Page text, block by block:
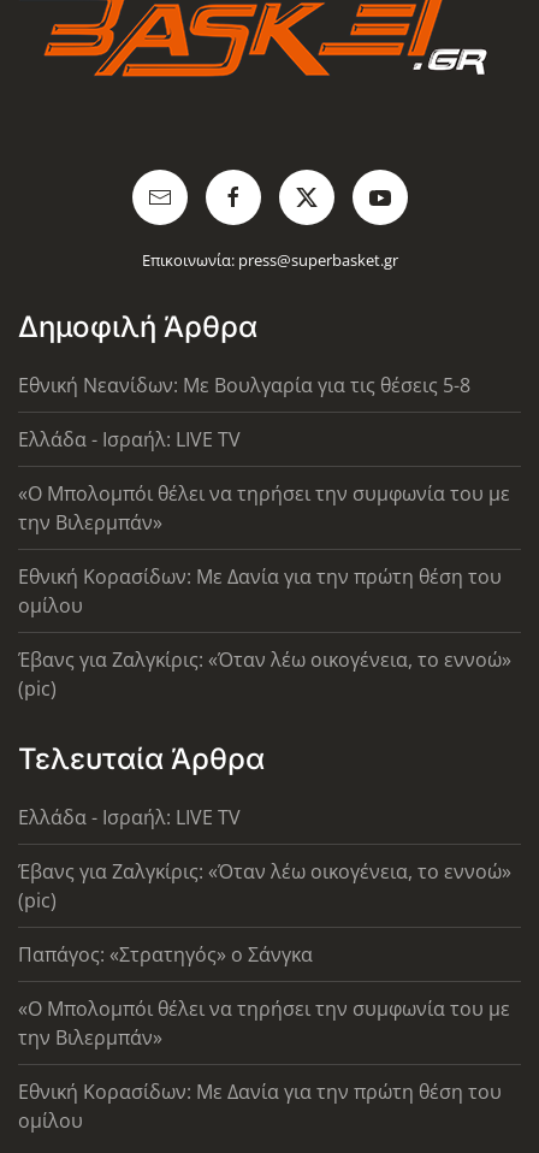
Επικοινωνία: press@superbasket.gr
Δημοφιλή Άρθρα
Εθνική Νεανίδων: Με Βουλγαρία για τις θέσεις 5-8
Ελλάδα - Ισραήλ: LIVE TV
«Ο Μπολομπόι θέλει να τηρήσει την συμφωνία του με
την Βιλερμπάν»
Εθνική Κορασίδων: Με Δανία για την πρώτη θέση του
ομίλου
Έβανς για Ζαλγκίρις: «Όταν λέω οικογένεια, το εννοώ»
(pic)
Τελευταία Άρθρα
Ελλάδα - Ισραήλ: LIVE TV
Έβανς για Ζαλγκίρις: «Όταν λέω οικογένεια, το εννοώ»
(pic)
Παπάγος: «Στρατηγός» ο Σάνγκα
«Ο Μπολομπόι θέλει να τηρήσει την συμφωνία του με
την Βιλερμπάν»
Εθνική Κορασίδων: Με Δανία για την πρώτη θέση του
ομίλου